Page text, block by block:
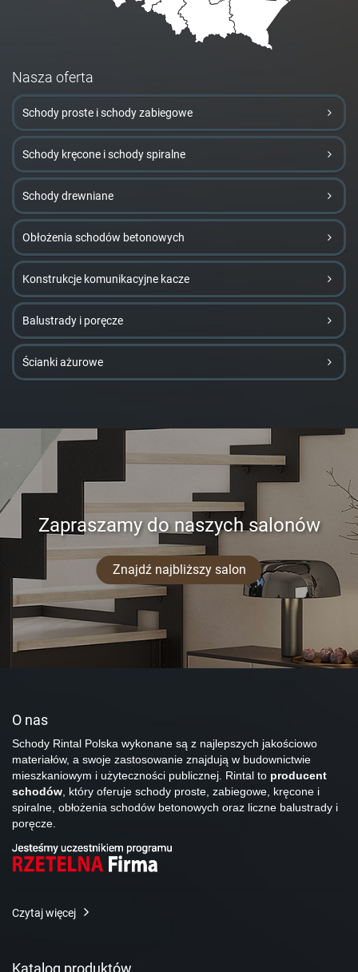
Nasza oferta
Schody proste i schody zabiegowe
Schody kręcone i schody spiralne
Schody drewniane
Obłożenia schodów betonowych
Konstrukcje komunikacyjne kacze
Balustrady i poręcze
Ścianki ażurowe
Zapraszamy do naszych salonów
Znajdź najbliższy salon
O nas
Schody Rintal Polska wykonane są z najlepszych jakościowo
materiałów, a swoje zastosowanie znajdują w budownictwie
mieszkaniowym i użyteczności publicznej. Rintal to producent
schodów, który oferuje schody proste, zabiegowe, kręcone i
spiralne, obłożenia schodów betonowych oraz liczne balustrady i
poręcze.
Czytaj więcej
Katalog produktów